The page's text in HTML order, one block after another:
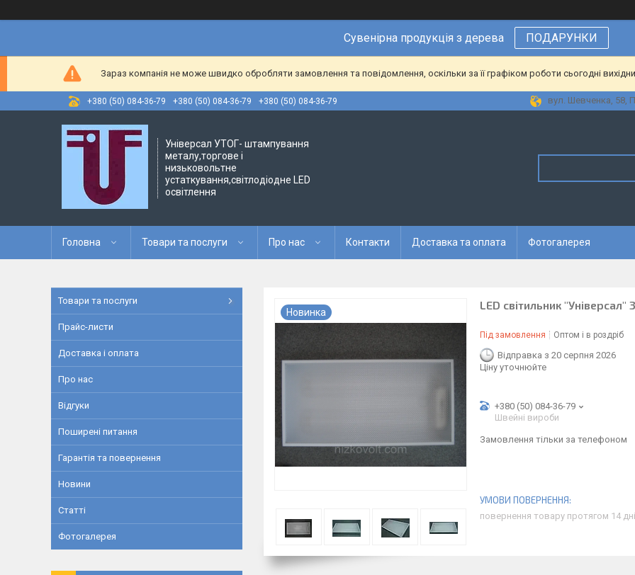
Сувенірна продукція з дерева ПОДАРУНКИ
Зараз компанія не може швидко обробляти замовлення та повідомлення, оскільки за її графіком роботи сьогодні
+380 (50) 084-36-79 +380 (50) 084-36-79 +380 (50) 084-36-79 вул. Шевченка, 58,
Універсал УТОГ- штампування
металу,торгове і
низьковольтне
устаткування,світлодіодне LED
освітлення
Головна Товари та послуги Про нас Контакти Доставка та оплата Фотогалерея
Новинка
LED світильник
Під замовлення Оптом і в роздріб
Відправка з 20 серпня 2026
Ціну уточнюйте
+380 (50) 084-36-79
Швейні вироби
Замовлення тільки за телефоном
повернення товару протягом 14
Товари та послуги
Прайс-листи
Доставка і оплата
Про нас
Відгуки
Поширені питання
Гарантія та повернення
Новини
Статті
Фотогалерея